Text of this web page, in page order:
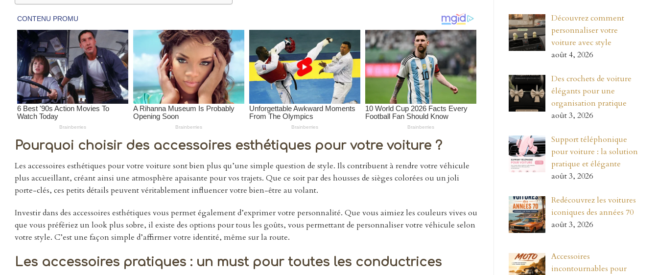
Pourquoi choisir des accessoires esthétiques pour votre voiture ?
Les accessoires esthétiques pour votre voiture sont bien plus qu’une simple question de style. Ils contribuent à rendre votre véhicule
plus accueillant, créant ainsi une atmosphère apaisante pour vos trajets. Que ce soit par des housses de sièges colorées ou un joli
porte-clés, ces petits détails peuvent véritablement influencer votre bien-être au volant.
Investir dans des accessoires esthétiques vous permet également d’exprimer votre personnalité. Que vous aimiez les couleurs vives ou
que vous préfériez un look plus sobre, il existe des options pour tous les goûts, vous permettant de personnaliser votre véhicule selon
votre style. C’est une façon simple d’affirmer votre identité, même sur la route.
Les accessoires pratiques : un must pour toutes les conductrices
Découvrez comment
personnaliser votre
voiture avec style
août 4, 2026
Des crochets de voiture
élégants pour une
organisation pratique
août 3, 2026
Support téléphonique
pour voiture : la solution
pratique et élégante
août 3, 2026
Redécouvrez les voitures
iconiques des années 70
août 3, 2026
Accessoires
incontournables pour